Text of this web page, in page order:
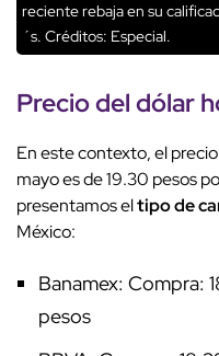
reciente rebaja en su
´s. Créditos: Especial.
Precio deldólar
En este contexto, el
mayo es de 19.30 pesos
presentamos eltipo de
México:
Banamex: Compra:
pesos